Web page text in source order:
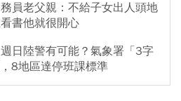
員老父親：不給子女出人頭地
書他就很開心
日陸警有可能？氣象署「3字
8地區達停班課標準